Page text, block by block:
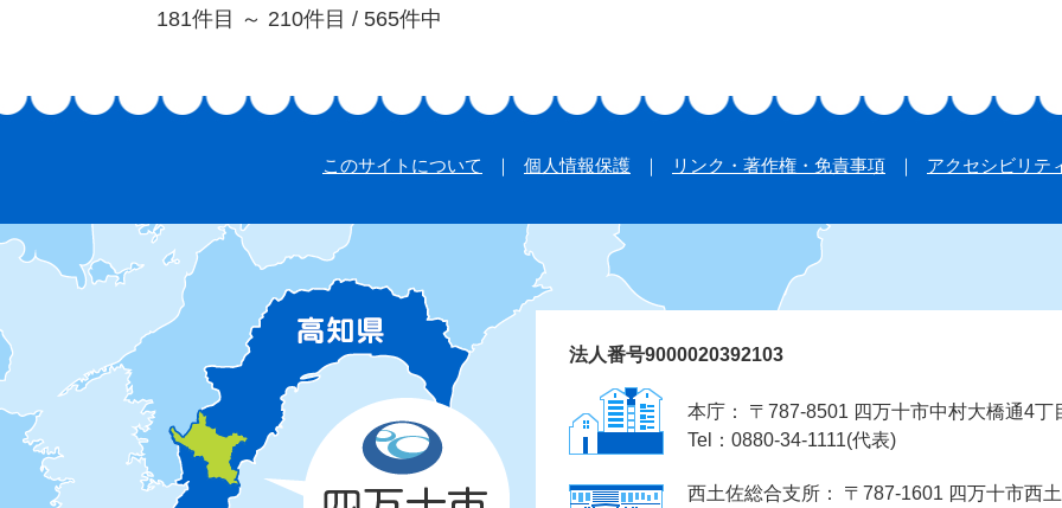
181件目 ～ 210件目 / 565件中
このサイトについて 個人情報保護 リンク・著作権・免責事項 アクセシビリテ
法人番号9000020392103
本庁： 〒787-8501 四万十市中村大橋通4丁
Tel：0880-34-1111(代表)
西土佐総合支所： 〒787-1601 四万十市西